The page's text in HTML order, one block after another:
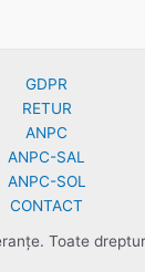
GDPR
RETUR
ANPC
ANPC-SAL
ANPC-SOL
CONTACT
Toate